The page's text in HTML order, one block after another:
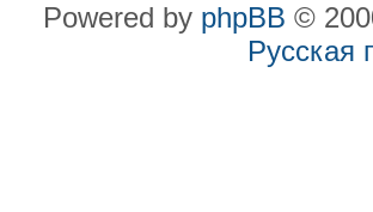
Powered by phpBB ©
Русская